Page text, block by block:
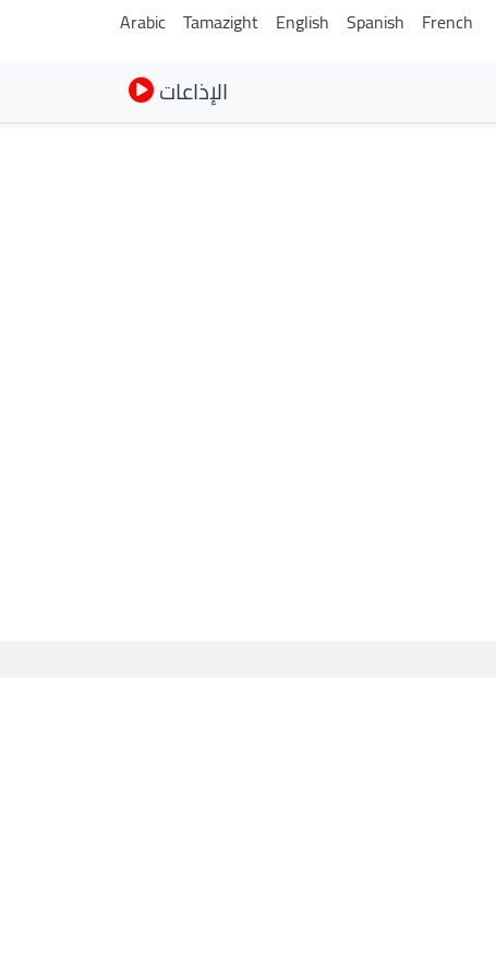
Arabic Tamazight English Spanish French
الإذاعات